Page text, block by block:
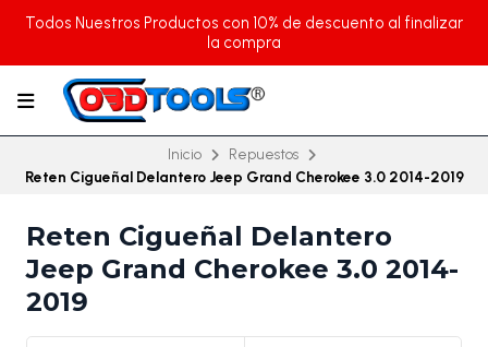
Todos Nuestros Productos con 10% de descuento al finalizar
la compra
Inicio
Repuestos
Reten Cigueñal Delantero Jeep Grand Cherokee 3.0 2014-2019
Reten Cigueñal Delantero
Jeep Grand Cherokee 3.0 2014-
2019